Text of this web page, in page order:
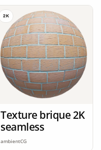
2K
Texture brique 2K
seamless
ambientCG